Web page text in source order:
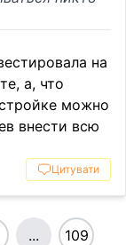
на
а, что
можно
внести всю
Цитувати
... 109